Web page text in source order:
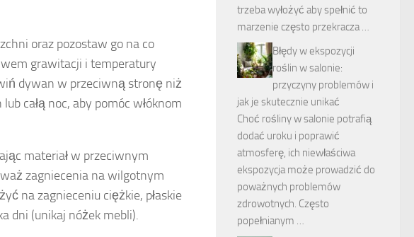
oraz pozostaw go na co
grawitacji i temperatury
dywan w przeciwną stronę niż
całą noc, aby pomóc włóknom
materiał w przeciwnym
zagniecenia na wilgotnym
na zagnieceniu ciężkie, płaskie
dni (unikaj nóżek mebli).
trzeba wyłożyć aby spełnić to
marzenie często przekracza …
Błędy w ekspozycji
roślin w salonie:
przyczyny problemów i
jak je skutecznie unikać
Choć rośliny w salonie potrafią
dodać uroku i poprawić
atmosferę, ich niewłaściwa
ekspozycja może prowadzić do
poważnych problemów
zdrowotnych. Często
popełnianym …